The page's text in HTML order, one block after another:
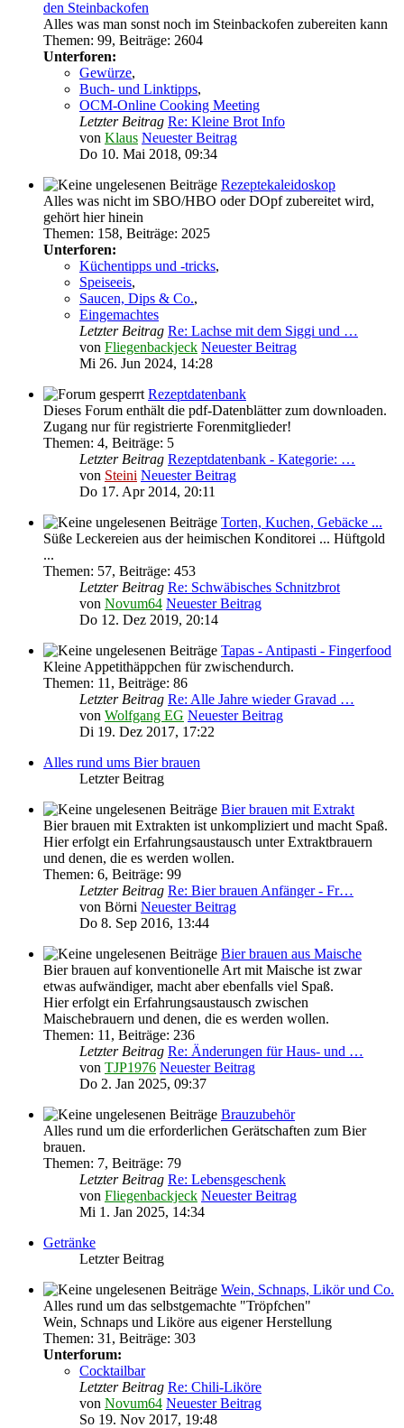
den Steinbackofen
Alles was man sonst noch im Steinbackofen zubereiten kann
Themen: 99, Beiträge: 2604
Unterforen:
Gewürze,
Buch- und Linktipps,
OCM-Online Cooking Meeting
Letzter Beitrag Re: Kleine Brot Info
von Klaus Neuester Beitrag
Do 10. Mai 2018, 09:34
Rezeptekaleidoskop
Alles was nicht im SBO/HBO oder DOpf zubereitet wird,
gehört hier hinein
Themen: 158, Beiträge: 2025
Unterforen:
Küchentipps und -tricks,
Speiseeis,
Saucen, Dips & Co.,
Eingemachtes
Letzter Beitrag Re: Lachse mit dem Siggi und …
von Fliegenbackjeck Neuester Beitrag
Mi 26. Jun 2024, 14:28
Rezeptdatenbank
Dieses Forum enthält die pdf-Datenblätter zum downloaden.
Zugang nur für registrierte Forenmitglieder!
Themen: 4, Beiträge: 5
Letzter Beitrag Rezeptdatenbank - Kategorie: …
von Steini Neuester Beitrag
Do 17. Apr 2014, 20:11
Torten, Kuchen, Gebäcke ...
Süße Leckereien aus der heimischen Konditorei ... Hüftgold
...
Themen: 57, Beiträge: 453
Letzter Beitrag Re: Schwäbisches Schnitzbrot
von Novum64 Neuester Beitrag
Do 12. Dez 2019, 20:14
Tapas - Antipasti - Fingerfood
Kleine Appetithäppchen für zwischendurch.
Themen: 11 , Beiträge: 86
Letzter Beitrag Re: Alle Jahre wieder Gravad …
von Wolfgang EG Neuester Beitrag
Di 19. Dez 2017, 17:22
Alles rund ums Bier brauen
Letzter Beitrag
Bier brauen mit Extrakt
Bier brauen mit Extrakten ist unkompliziert und macht Spaß.
Hier erfolgt ein Erfahrungsaustausch unter Extraktbrauern
und denen, die es werden wollen.
Themen: 6, Beiträge: 99
Letzter Beitrag Re: Bier brauen Anfänger - Fr…
von Börni Neuester Beitrag
Do 8. Sep 2016, 13:44
Bier brauen aus Maische
Bier brauen auf konventionelle Art mit Maische ist zwar
etwas aufwändiger, macht aber ebenfalls viel Spaß.
Hier erfolgt ein Erfahrungsaustausch zwischen
Maischebrauern und denen, die es werden wollen.
Themen: 11 , Beiträge: 236
Letzter Beitrag Re: Änderungen für Haus- und …
von TJP1976 Neuester Beitrag
Do 2. Jan 2025, 09:37
Brauzubehör
Alles rund um die erforderlichen Gerätschaften zum Bier
brauen.
Themen: 7, Beiträge: 79
Letzter Beitrag Re: Lebensgeschenk
von Fliegenbackjeck Neuester Beitrag
Mi 1. Jan 2025, 14:34
Getränke
Letzter Beitrag
Wein, Schnaps, Likör und Co.
Alles rund um das selbstgemachte "Tröpfchen"
Wein, Schnaps und Liköre aus eigener Herstellung
Themen: 31 , Beiträge: 303
Unterforum:
Cocktailbar
Letzter Beitrag Re: Chili-Liköre
von Novum64 Neuester Beitrag
So 19. Nov 2017, 19:48